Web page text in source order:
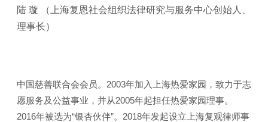
陆 璇 （上海复恩社会组织法律研究与服务中心创始人、
理事长）
中国慈善联合会会员。2003年加入上海热爱家园，致力于志
愿服务及公益事业，并从2005年起担任热爱家园理事。
2016年被选为“银杏伙伴”。2018年发起设立上海复观律师事